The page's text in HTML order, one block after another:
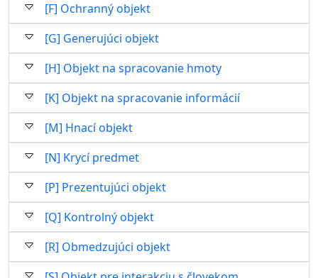
[F] Ochranný objekt
[G] Generujúci objekt
[H] Objekt na spracovanie hmoty
[K] Objekt na spracovanie informácií
[M] Hnací objekt
[N] Krycí predmet
[P] Prezentujúci objekt
[Q] Kontrolný objekt
[R] Obmedzujúci objekt